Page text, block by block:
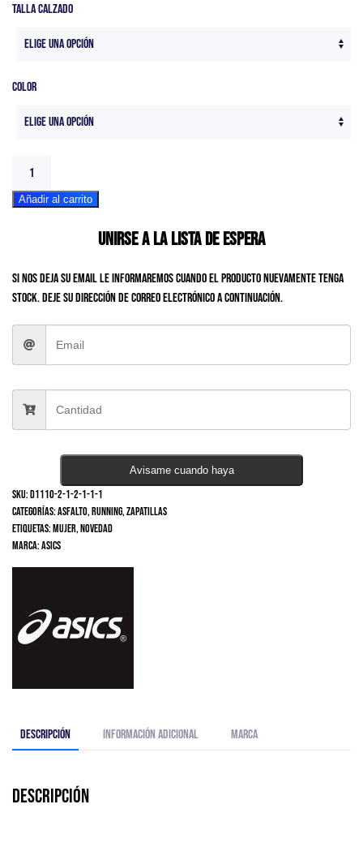
Talla Calzado
Color
Asics
Tokyo
Añadir al carrito
Unirse a la lista de espera
Si nos deja su email le informaremos cuando el producto nuevamente tenga
stock. Deje su dirección de correo electrónico a continuación.
Avisame cuando haya
SKU:D1110-2-1-2-1-1-1
Categorías:Asfalto,Running,Zapatillas
Etiquetas:Mujer,Novedad
Marca:Asics
Descripción Información adicional Marca
Descripción